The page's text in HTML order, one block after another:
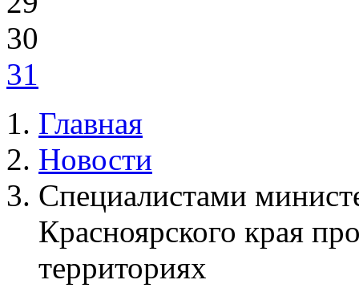
30
31
Главная
Новости
Специалистами
Красноярского края
территориях